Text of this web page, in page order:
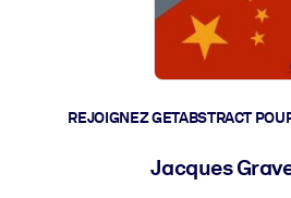
REJOIGNEZ GETABSTRACT
Jacques